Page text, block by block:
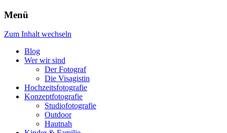
Menü
Zum Inhalt wechseln
Blog
Wer wir sind
Der Fotograf
Die Visagistin
Hochzeitsfotografie
Konzeptfotografie
Studiofotografie
Outdoor
Hautnah